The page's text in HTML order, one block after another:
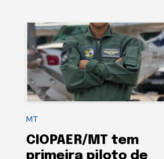
MT
CIOPAER/MT tem
primeira piloto de